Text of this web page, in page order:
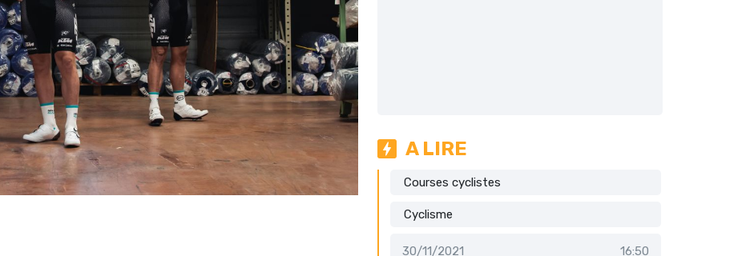
A LIRE
Courses cyclistes
Cyclisme
30/11/2021
16:50